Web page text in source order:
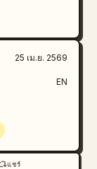
25 เม.ย. 2569
EN
แชร์